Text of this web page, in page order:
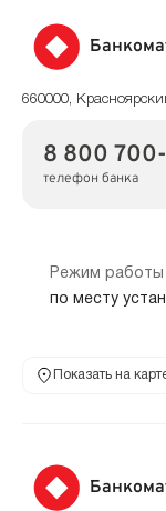
660000,
8 800
телефон банка
Режим работы
по месту
Показать на